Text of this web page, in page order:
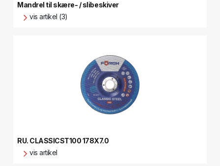
Mandrel til skære- / slibeskiver
vis artikel (3)
RU. CLASSICST100 178X7.0
vis artikel